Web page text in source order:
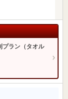
プラン（タオル